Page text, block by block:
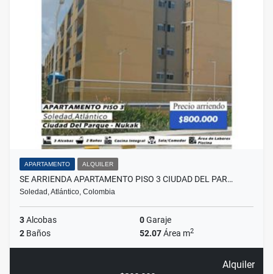
APARTAMENTO ALQUILER
SE ARRIENDA APARTAMENTO PISO 3 CIUDAD DEL PAR…
Soledad, Atlántico, Colombia
3Alcobas 0Garaje
2 Baños 52.07Área m2
Alquiler